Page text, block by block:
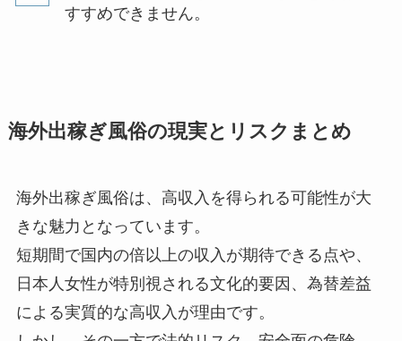
すすめできません。
海外出稼ぎ風俗の現実とリスクまとめ
海外出稼ぎ風俗は、高収入を得られる可能性が大
きな魅力となっています。
短期間で国内の倍以上の収入が期待できる点や、
日本人女性が特別視される文化的要因、為替差益
による実質的な高収入が理由です。